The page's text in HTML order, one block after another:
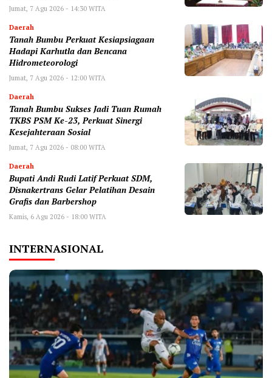
Jumat, 7 Agu 2026 - 14:30 WITA
Daerah
Tanah Bumbu Perkuat Kesiapsiagaan
Hadapi Karhutla dan Bencana
Hidrometeorologi
Jumat, 7 Agu 2026 - 12:00 WITA
Daerah
Tanah Bumbu Sukses Jadi Tuan Rumah
TKBS PSM Ke-23, Perkuat Sinergi
Kesejahteraan Sosial
Jumat, 7 Agu 2026 - 08:00 WITA
Daerah
Bupati Andi Rudi Latif Perkuat SDM,
Disnakertrans Gelar Pelatihan Desain
Grafis dan Barbershop
Kamis, 6 Agu 2026 - 18:00 WITA
INTERNASIONAL